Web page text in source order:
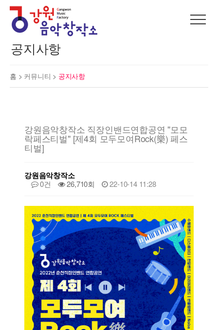
공지사항
홈 > 커뮤니티 > 공지사항
강원음악창작소 직장인밴드연합공연 "모모
락페스티벌" [제4회 모두모여Rock(樂) 페스
티벌]
강원음악창작소
0건 26,710회 22-10-14 11:28